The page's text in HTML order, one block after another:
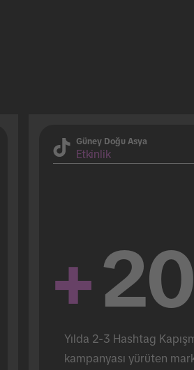
Güney Doğu Asya
Etkinlik
+20
Yılda 2-3 Hashtag
kampanyası yürüten